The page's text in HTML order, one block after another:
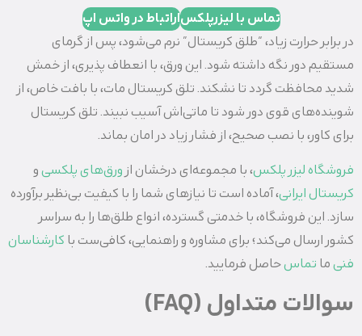
تماس با لیزرپلکساراتباط در واتس اپ
در برابر حرارت زیاد، “طلق کریستال” نرم می‌شود، پس از گرمای
مستقیم دور نگه داشته شود. این ورق، با انعطاف‌ پذیری، از خمش
شدید محافظت گردد تا نشکند. تلق کریستال مات، با بافت خاص، از
شوینده‌های قوی دور شود تا ماتی‌اش آسیب نبیند. تلق کریستال
برای کاور، با نصب صحیح، از فشار زیاد در امان بماند.
فروشگاه لیزر پلکس، با مجموعه‌ای درخشان از ورق‌های پلکسیو
کریستال‌ ایرانی، آماده است تا نیازهای شما را با کیفیت بی‌نظیر برآورده
سازد. این فروشگاه، با خدمتی گسترده، انواع طلق‌ها را به سراسر
کشور ارسال می‌کند؛ برای مشاوره و راهنمایی، کافی‌ست با کارشناسان
فنیما تماسحاصل فرمایید.
سوالات متداول (FAQ)